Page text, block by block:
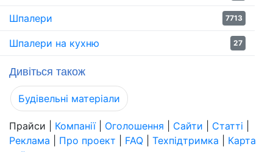
Шпалери 7713
Шпалери на кухню 27
Дивіться також
Будівельні матеріали
Прайси Компанії| Оголошення Сайти Статті
Реклама
Про проект FAQ Техпідтримка
Карта